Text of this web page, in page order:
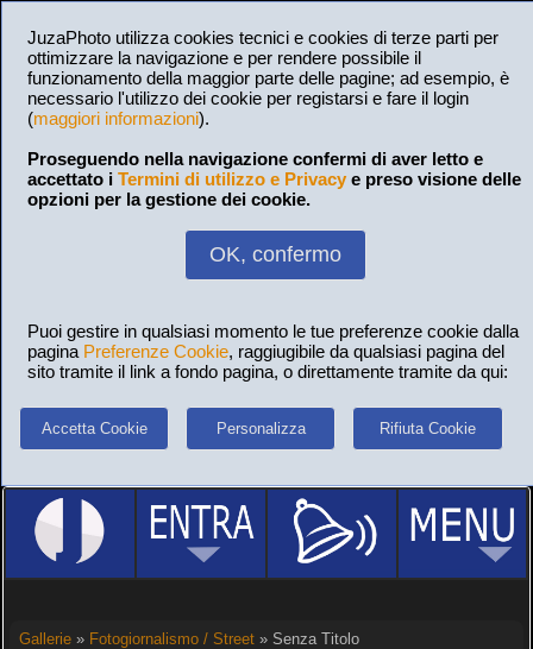
JuzaPhoto utilizza cookies tecnici e cookies di terze parti per
ottimizzare la navigazione e per rendere possibile il
funzionamento della maggior parte delle pagine; ad esempio, è
necessario l'utilizzo dei cookie per registarsi e fare il login
(maggiori informazioni).
Proseguendo nella navigazione confermi di aver letto e
accettato i Termini di utilizzo e Privacy e preso visione delle
opzioni per la gestione dei cookie.
OK, confermo
Puoi gestire in qualsiasi momento le tue preferenze cookie dalla
pagina Preferenze Cookie, raggiugibile da qualsiasi pagina del
sito tramite il link a fondo pagina, o direttamente tramite da qui:
Accetta Cookie Personalizza Rifiuta Cookie
Gallerie» Fotogiornalismo / Street» Senza Titolo